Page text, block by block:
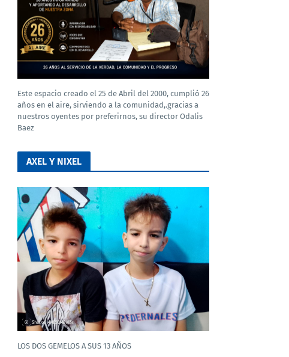
Este espacio creado el 25 de Abril del 2000, cumplió 26
años en el aire, sirviendo a la comunidad,.gracias a
nuestros oyentes por preferirnos, su director Odalis
Baez
AXEL Y NIXEL
LOS DOS GEMELOS A SUS 13 AÑOS